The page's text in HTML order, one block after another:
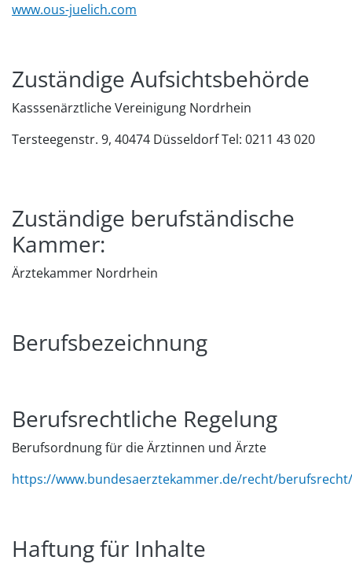
www.ous-juelich.com
Zuständige Aufsichtsbehörde
Kasssenärztliche Vereinigung Nordrhein
Tersteegenstr. 9, 40474 Düsseldorf Tel: 0211 43 020
Zuständige berufständische
Kammer:
Ärztekammer Nordrhein
Berufsbezeichnung
Berufsrechtliche Regelung
Berufsordnung für die Ärztinnen und Ärzte
https://www.bundesaerztekammer.de/recht/berufsrecht/
Haftung für Inhalte